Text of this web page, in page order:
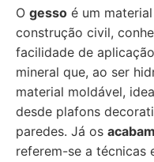
O gesso é um
construção civil,
facilidade de
mineral que, ao ser
material moldável,
desde plafons
paredes. Já os
referem-se a técnicas